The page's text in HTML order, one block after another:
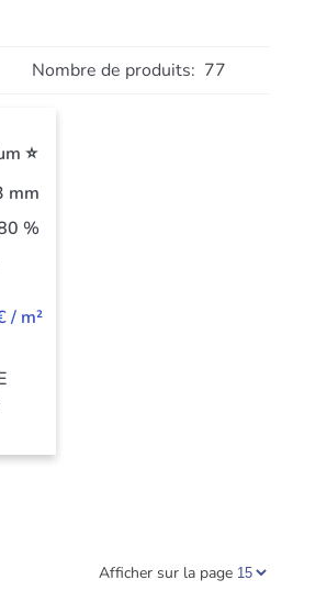
Nombre de produits: 77
⭐
mm
%
/ m²
Afficher sur la page